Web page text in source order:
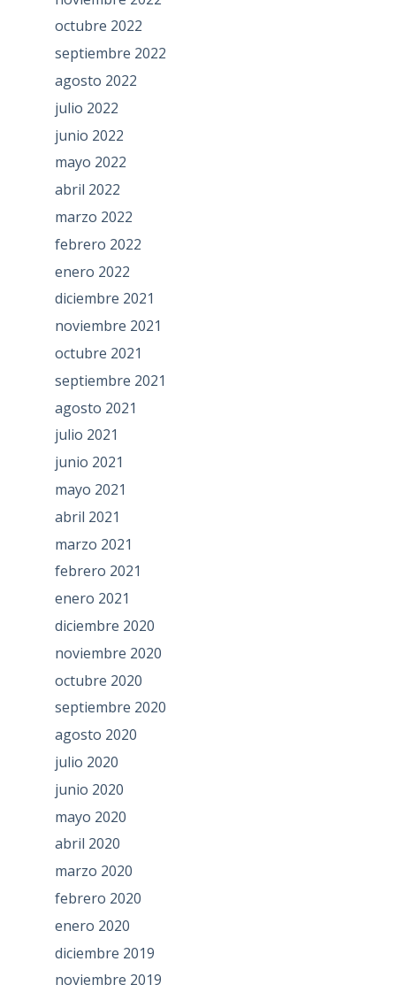
octubre 2022
septiembre 2022
agosto 2022
julio 2022
junio 2022
mayo 2022
abril 2022
marzo 2022
febrero 2022
enero 2022
diciembre 2021
noviembre 2021
octubre 2021
septiembre 2021
agosto 2021
julio 2021
junio 2021
mayo 2021
abril 2021
marzo 2021
febrero 2021
enero 2021
diciembre 2020
noviembre 2020
octubre 2020
septiembre 2020
agosto 2020
julio 2020
junio 2020
mayo 2020
abril 2020
marzo 2020
febrero 2020
enero 2020
diciembre 2019
noviembre 2019